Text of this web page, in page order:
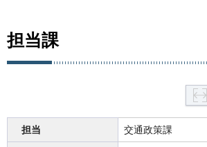
担当課
担当 交通政策課